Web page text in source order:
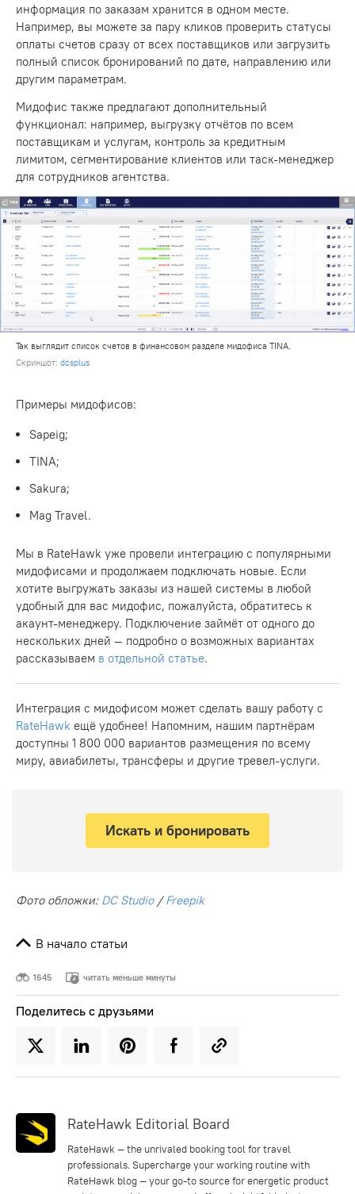
информация по заказам хранится в одном месте.
Например, вы можете за пару кликов проверить статусы
оплаты счетов сразу от всех поставщиков или загрузить
полный список бронирований по дате, направлению или
другим параметрам.
Мидофис также предлагают дополнительный
функционал: например, выгрузку отчётов по всем
поставщикам и услугам, контроль за кредитным
лимитом, сегментирование клиентов или таск-менеджер
для сотрудников агентства.
Так выглядит список счетов в финансовом разделе мидофиса TINA.
Скриншот: dcsplus
Примеры мидофисов:
Sapeig;
TINA;
Sakura;
Mag Travel.
Мы в RateHawk уже провели интеграцию с популярными
мидофисами и продолжаем подключать новые. Если
хотите выгружать заказы из нашей системы в любой
удобный для вас мидофис, пожалуйста, обратитесь к
акаунт-менеджеру. Подключение займёт от одного до
нескольких дней — подробно о возможных вариантах
рассказываем в отдельной статье.
Интеграция с мидофисом может сделать вашу работу с
RateHawk ещё удобнее! Напомним, нашим партнёрам
доступны 1 800 000 вариантов размещения по всему
миру, авиабилеты, трансферы и другие тревел-услуги.
Искать и бронировать
Фото обложки: DC Studio/Freepik
В начало статьи
1645 читать меньше минуты
Поделитесь с друзьями
RateHawk Editorial Board
RateHawk — the unrivaled booking tool for travel
professionals. Supercharge your working routine with
RateHawk blog — your go-to source for energetic product